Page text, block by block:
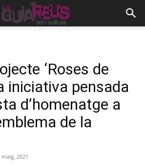
‘Roses de
iniciativa pensada
d’homenatge a
de la
maig, 2021